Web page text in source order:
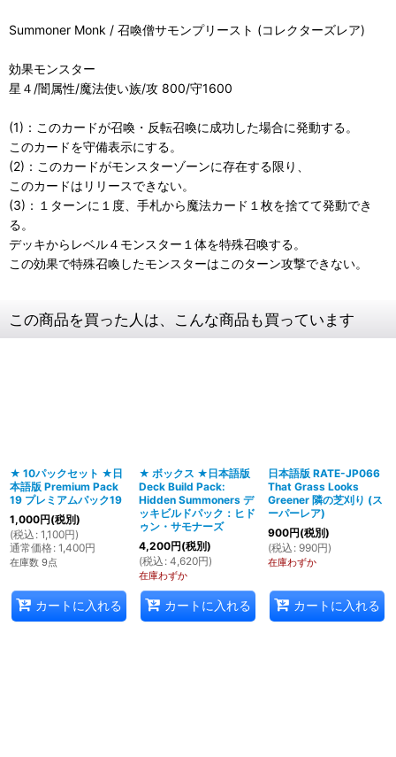
Summoner Monk / 召喚僧サモンプリースト (コレクターズレア)
効果モンスター
星４/闇属性/魔法使い族/攻 800/守1600
(1)：このカードが召喚・反転召喚に成功した場合に発動する。
このカードを守備表示にする。
(2)：このカードがモンスターゾーンに存在する限り、
このカードはリリースできない。
(3)：１ターンに１度、手札から魔法カード１枚を捨てて発動でき
る。
デッキからレベル４モンスター１体を特殊召喚する。
この効果で特殊召喚したモンスターはこのターン攻撃できない。
この商品を買った人は、こんな商品も買っています
★ 10パックセット ★日
本語版 Premium Pack
19 プレミアムパック19
1,000円(税別)
(税込 : 1,100円)
通常価格: 1,400円
在庫数 9点
カートに入れる
★ ボックス ★日本語版
Deck Build Pack:
Hidden Summoners デ
ッキビルドパック：ヒド
ゥン・サモナーズ
4,200円(税別)
(税込 : 4,620円)
在庫わずか
カートに入れる
日本語版 RATE-JP066
That Grass Looks
Greener 隣の芝刈り (ス
ーパーレア)
900円(税別)
(税込 : 990円)
在庫わずか
カートに入れる